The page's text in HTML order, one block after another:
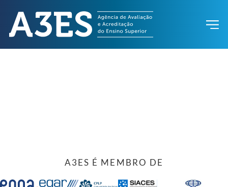
A3ES É MEMBRO DE